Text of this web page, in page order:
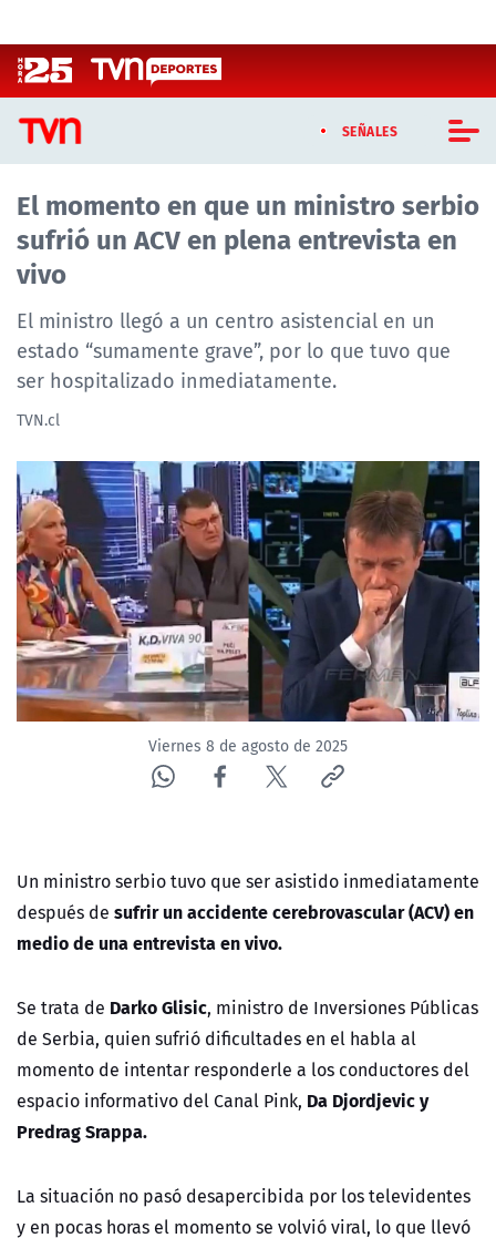
SEÑALES
CASTING MASTERCHEF CHILE
CASTING TVN VERTICAL
TVN VERTICAL
TVN PLAY
PROGRAMAS
TELESERIES
NTV
ACTUALIDAD Y TENDENCIAS
CORPORATIVO Y TRANSPARENCIA
CANAL DE DENUNCIAS
ÁREA DE PROYECTOS
El momento en que un ministro serbio
sufrió un ACV en plena entrevista en
vivo
El ministro llegó a un centro asistencial en un
estado “sumamente grave”, por lo que tuvo que
ser hospitalizado inmediatamente.
TVN.cl
Viernes 8 de agosto de 2025
Un ministro serbio tuvo que ser asistido inmediatamente
después de sufrir un accidente cerebrovascular (ACV) en
medio de una entrevista en vivo.
Se trata de Darko Glisic, ministro de Inversiones Públicas
de Serbia, quien sufrió dificultades en el habla al
momento de intentar responderle a los conductores del
espacio informativo del Canal Pink, Da Djordjevic y
Predrag Srappa.
La situación no pasó desapercibida por los televidentes
y en pocas horas el momento se volvió viral, lo que llevó